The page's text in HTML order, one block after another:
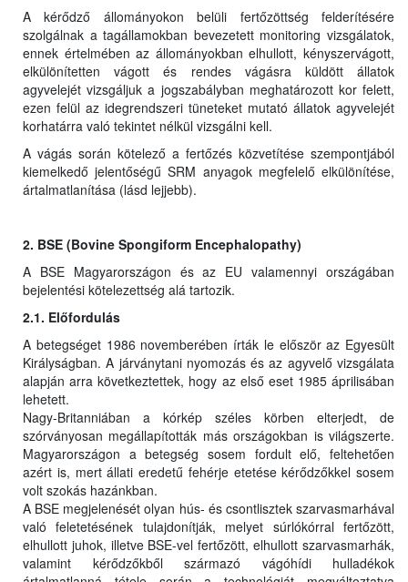
A kérődző állományokon belüli fertőzöttség felderítésére
szolgálnak a tagállamokban bevezetett monitoring vizsgálatok,
ennek értelmében az állományokban elhullott, kényszervágott,
elkülönítetten vágott és rendes vágásra küldött állatok
agyvelejét vizsgáljuk a jogszabályban meghatározott kor felett,
ezen felül az idegrendszeri tüneteket mutató állatok agyvelejét
korhatárra való tekintet nélkül vizsgálni kell.
A vágás során kötelező a fertőzés közvetítése szempontjából
kiemelkedő jelentőségű SRM anyagok megfelelő elkülönítése,
ártalmatlanítása (lásd lejjebb).
2. BSE (Bovine Spongiform Encephalopathy)
A BSE Magyarországon és az EU valamennyi országában
bejelentési kötelezettség alá tartozik.
2.1. Előfordulás
A betegséget 1986 novemberében írták le először az Egyesült
Királyságban. A járványtani nyomozás és az agyvelő vizsgálata
alapján arra következtettek, hogy az első eset 1985 áprilisában
lehetett.
Nagy-Britanniában a kórkép széles körben elterjedt, de
szórványosan megállapították más országokban is világszerte.
Magyarországon a betegség sosem fordult elő, feltehetően
azért is, mert állati eredetű fehérje etetése kérődzőkkel sosem
volt szokás hazánkban.
A BSE megjelenését olyan hús- és csontlisztek szarvasmarhával
való feletetésének tulajdonítják, melyet súrlókórral fertőzött,
elhullott juhok, illetve BSE-vel fertőzött, elhullott szarvasmarhák,
valamint kérődzőkből származó vágóhídi hulladékok